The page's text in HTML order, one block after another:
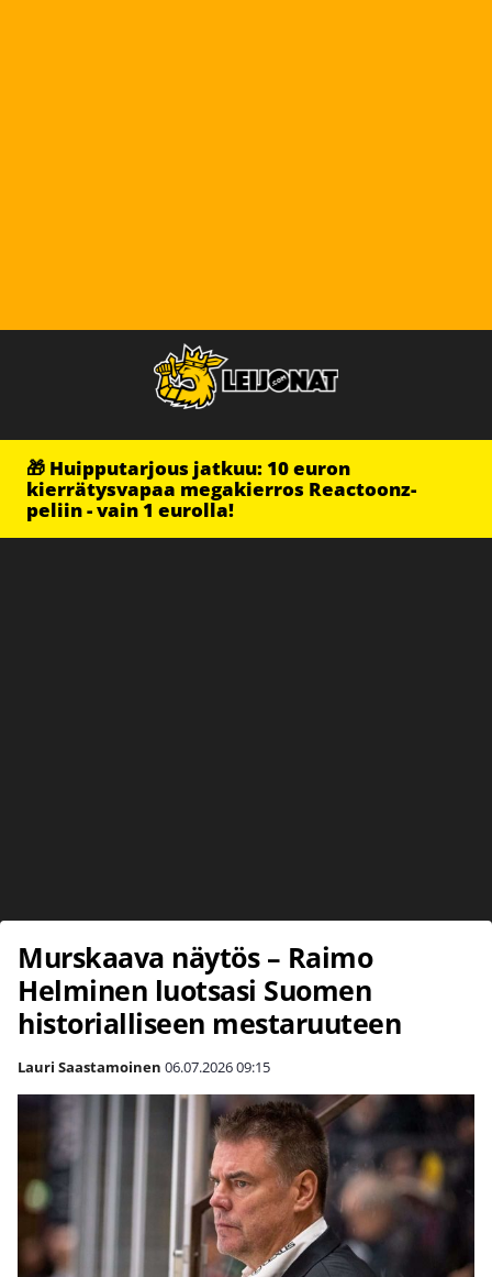
🎁 Huipputarjous jatkuu: 10 euron
kierrätysvapaa megakierros Reactoonz-
peliin - vain 1 eurolla!
Murskaava näytös – Raimo
Helminen luotsasi Suomen
historialliseen mestaruuteen
Lauri Saastamoinen 06.07.202609:15